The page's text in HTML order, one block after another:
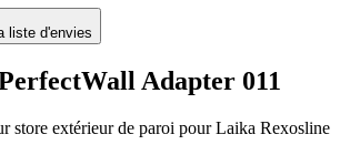
liste d'envies
Adapter 011
store extérieur de paroi pour Laika Rexosline